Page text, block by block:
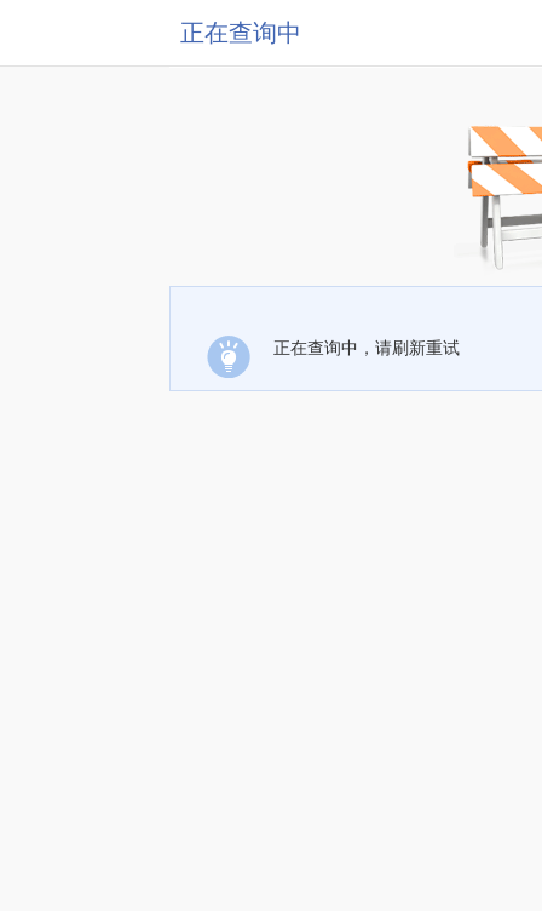
正在查询中
正在查询中，请刷新重试